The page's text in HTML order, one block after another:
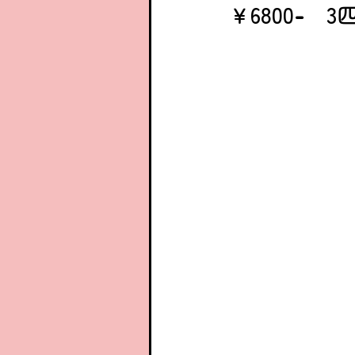
￥6800- 3